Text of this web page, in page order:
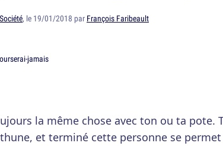
, le 19/01/2018 par François Faribeault
la même chose avec ton ou ta pote.
et terminé cette personne se